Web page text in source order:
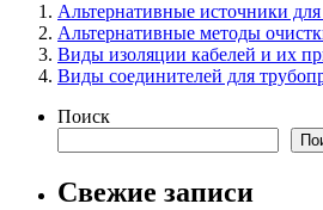
Альтернативные источники
Альтернативные методы
Виды изоляции кабелей и их
Виды соединителей для
Поиск
Свежие записи